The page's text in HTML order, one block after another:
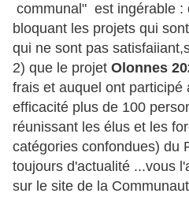
communal" est ingérable :
bloquant les projets qui
qui ne sont pas
2) que le projet Olonnes
frais et auquel ont participé
efficacité plus de 100
réunissant les élus et les
catégories confondues) du
toujours d'actualité ...vous
sur le site de la